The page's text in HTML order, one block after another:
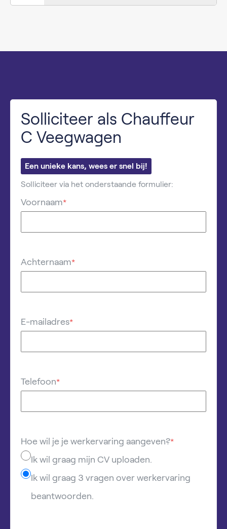
Solliciteer als Chauffeur
C Veegwagen
Een unieke kans, wees er snel bij!
Solliciteer via het onderstaande formulier:
Voornaam*
Achternaam*
E-mailadres*
Telefoon*
Hoe wil je je werkervaring aangeven?*
Ik wil graag mijn CV uploaden.
Ik wil graag 3 vragen over werkervaring
beantwoorden.